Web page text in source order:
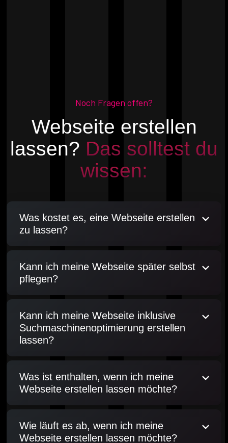
Noch Fragen offen?
Webseite erstellen
lassen? Das solltest du
wissen:
Was kostet es, eine Webseite erstellen
zu lassen?
Kann ich meine Webseite später selbst
pflegen?
Kann ich meine Webseite inklusive
Suchmaschinenoptimierung erstellen
lassen?
Was ist enthalten, wenn ich meine
Webseite erstellen lassen möchte?
Wie läuft es ab, wenn ich meine
Webseite erstellen lassen möchte?